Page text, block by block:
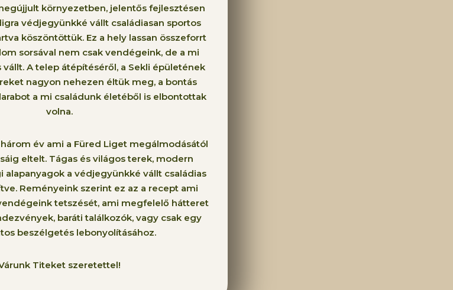
környezetben, jelentős fejlesztésen
védjegyünkké vállt családiasan sportos
köszöntöttük. Ez a hely lassan összeforrt
sorsával nem csak vendégeink, de a mi
A telep átépítéséről, a Sekli épületének
nagyon nehezen éltük meg, a bontás
a mi családunk életéből is elbontottak
volna.
év ami a Füred Liget megálmodásától
eltelt. Tágas és világos terek, modern
alapanyagok a védjegyünkké vállt családias
Reményeink szerint ez az a recept ami
tetszését, ami megfelelő hátteret
baráti találkozók, vagy csak egy
beszélgetés lebonyolításához.
Titeket szeretettel!